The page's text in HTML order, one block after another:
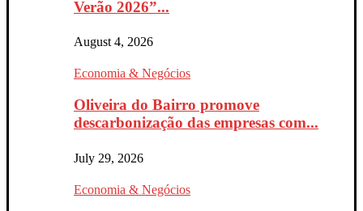
Verão 2026”...
August 4, 2026
Economia & Negócios
Oliveira do Bairro promove
descarbonização das empresas com...
July 29, 2026
Economia & Negócios